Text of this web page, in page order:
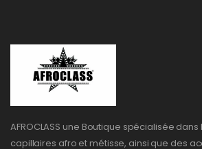
AFROCLASS une Boutique spécialisée
capillaires afro et métisse, ainsi que des